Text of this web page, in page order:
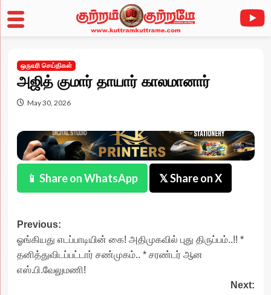
to
content
ஒருவரி செய்திகள்
அஜித் குமார் தாயார் காலமானார்
May 30, 2026
📱 Share on WhatsApp 𝕏 Share on X
Post
navigation
Previous:
ஓங்கியது எடப்பாடியின் கை! அதிமுகவில் புது திருப்பம்..!! *
தனித்துவிடப்பட்டார் சண்முகம்.. * சரண்டர் ஆன
எஸ்.பி.வேலுமணி!
Next: